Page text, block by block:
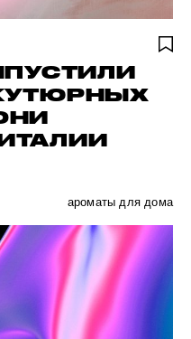
ароматы для дома